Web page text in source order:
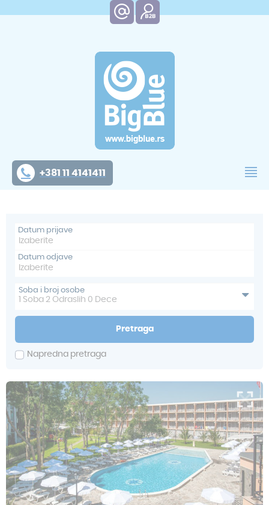
+381 11 4141411
Datum prijave
Datum odjave
Soba i broj osobe
Soba 2 Odraslih 0 Dece
Pretraga
Napredna pretraga